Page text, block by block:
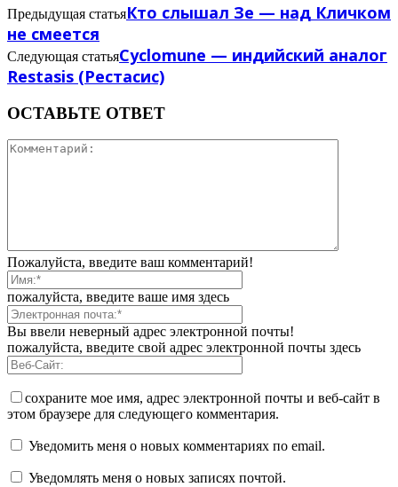
Предыдущая статьяКто слышал Зе — над Кличком
не смеется
Следующая статьяCyclomune — индийский аналог
Restasis (Рестасис)
ОСТАВЬТЕ ОТВЕТ
Пожалуйста, введите ваш комментарий!
пожалуйста, введите ваше имя здесь
Вы ввели неверный адрес электронной почты!
пожалуйста, введите свой адрес электронной почты здесь
сохраните мое имя, адрес электронной почты и веб-сайт в
этом браузере для следующего комментария.
Уведомить меня о новых комментариях по email.
Уведомлять меня о новых записях почтой.